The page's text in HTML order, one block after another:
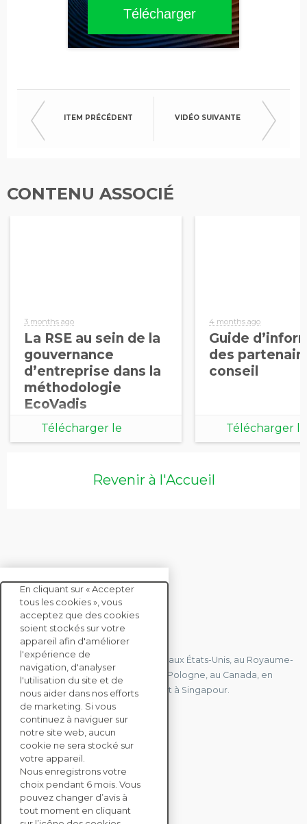
2025
Télécharger
ITEM PRÉCÉDENT VIDÉO SUIVANTE
CONTENU ASSOCIÉ
3 months ago
La RSE au sein de la
gouvernance
d’entreprise dans la
méthodologie
EcoVadis
Télécharger le
4 months ago
Guide
des
conseil
Télécharger le
Revenir à l'Accueil
CONTACTEZ-NOUS
Nous avons des bureaux en France, aux États-Unis, au Royaume-
Uni, à Hong Kong, à l'île Maurice, en Pologne, au Canada, en
Allemagne, au Japon, en Espagne et à Singapour.
CONTACTEZ-NOUS
SOLUTIONS
ENTERPRISE
En cliquant sur « Accepter
tous les cookies », vous
acceptez que des cookies
soient stockés sur votre
appareil afin d'améliorer
l'expérience de
navigation, d'analyser
l'utilisation du site et de
nous aider dans nos efforts
de marketing. Si vous
continuez à naviguer sur
notre site web, aucun
cookie ne sera stocké sur
votre appareil.
Nous enregistrons votre
choix pendant 6 mois. Vous
pouvez changer d’avis à
tout moment en cliquant